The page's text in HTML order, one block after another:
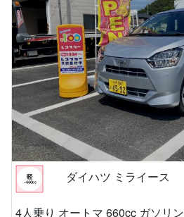
ダイハツ ミライース
4人乗り オートマ 660cc ガソリン